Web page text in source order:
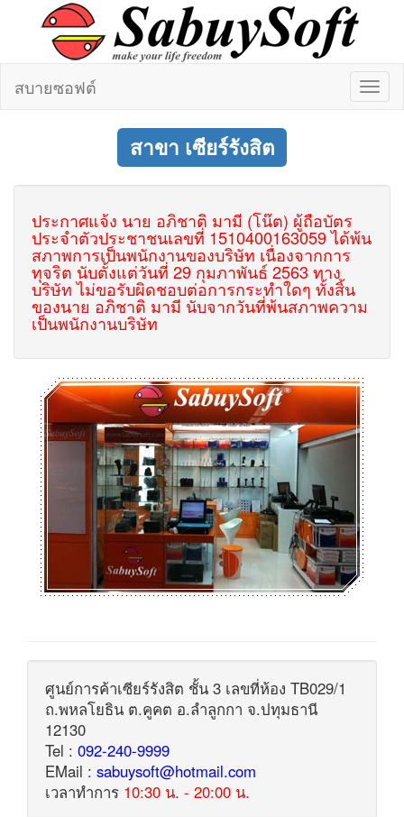
สบายซอฟต์
สาขา เซียร์รังสิต
ประกาศแจ้ง นาย อภิชาติ มามี (โน๊ต) ผู้ถือบัตร
ประจำตัวประชาชนเลขที่ 1510400163059 ได้พ้น
สภาพการเป็นพนักงานของบริษัท เนื่องจากการ
ทุจริต นับตั้งแต่วันที่ 29 กุมภาพันธ์ 2563 ทาง
บริษัท ไม่ขอรับผิดชอบต่อการกระทำใดๆ ทั้งสิ้น
ของนาย อภิชาติ มามี นับจากวันที่พ้นสภาพความ
เป็นพนักงานบริษัท
ศูนย์การค้าเซียร์รังสิต ชั้น 3 เลขที่ห้อง TB029/1
ถ.พหลโยธิน ต.คูคต อ.ลำลูกกา จ.ปทุมธานี
12130
Tel : 092-240-9999
EMail : sabuysoft@hotmail.com
เวลาทำการ 10:30 น. - 20:00 น.